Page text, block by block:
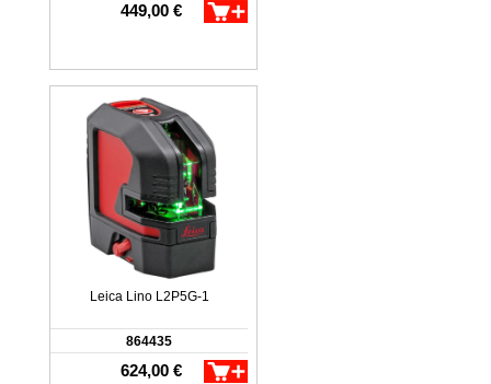
449,00 €
Leica Lino L2P5G-1
864435
624,00 €